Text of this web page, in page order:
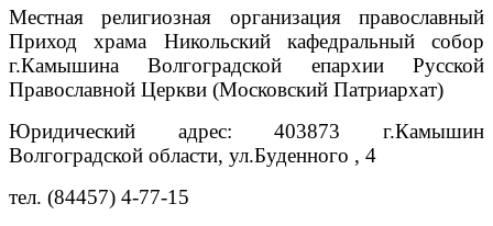
Местная религиозная организация православный
Приход храма Никольский кафедральный собор
г.Камышина Волгоградской епархии Русской
Православной Церкви (Московский Патриархат)
Юридический адрес: 403873 г.Камышин
Волгоградской области, ул.Буденного , 4
тел. (84457) 4-77-15